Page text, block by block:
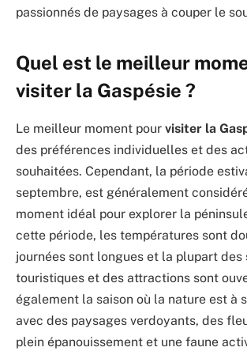
passionnés de paysages à couper le
Quel est le meilleur
visiter la Gaspésie ?
Le meilleur moment pour visiter la
des préférences individuelles et des
souhaitées. Cependant, la période
septembre, est généralement
moment idéal pour explorer la
cette période, les températures sont
journées sont longues et la plupart des
touristiques et des attractions sont
également la saison où la nature est à
avec des paysages verdoyants, des
plein épanouissement et une faune